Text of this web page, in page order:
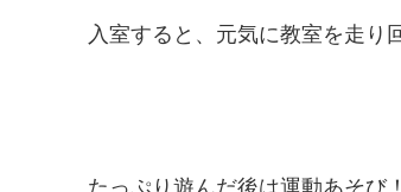
入室すると、元気に教室を走り
たっぷり遊んだ後は運動あそび